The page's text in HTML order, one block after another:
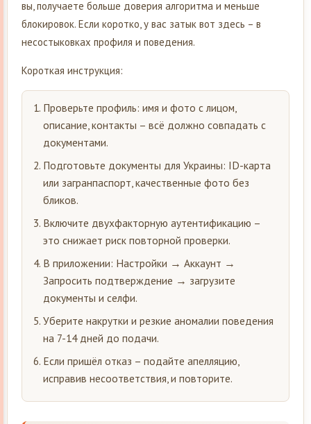
вы, получаете больше доверия алгоритма и меньше
блокировок. Если коротко, у вас затык вот здесь – в
несостыковках профиля и поведения.
Короткая инструкция:
Проверьте профиль: имя и фото с лицом,
описание, контакты – всё должно совпадать с
документами.
Подготовьте документы для Украины: ID-карта
или загранпаспорт, качественные фото без
бликов.
Включите двухфакторную аутентификацию –
это снижает риск повторной проверки.
В приложении: Настройки → Аккаунт →
Запросить подтверждение → загрузите
документы и селфи.
Уберите накрутки и резкие аномалии поведения
на 7-14 дней до подачи.
Если пришёл отказ – подайте апелляцию,
исправив несоответствия, и повторите.